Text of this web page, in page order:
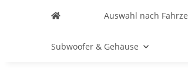
Auswahl nach
Subwoofer & Gehäuse